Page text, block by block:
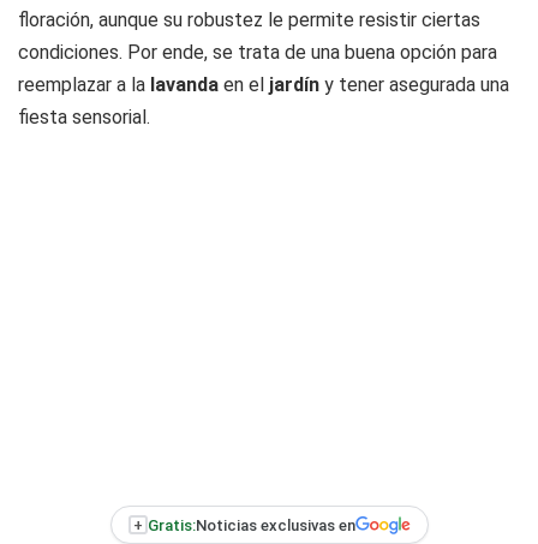
floración, aunque su robustez le permite resistir ciertas
condiciones. Por ende, se trata de una buena opción para
reemplazar a la lavanda en el jardín y tener asegurada una
fiesta sensorial.
+ Gratis:Noticias exclusivas en